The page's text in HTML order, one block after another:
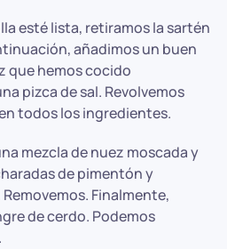
esté lista, retiramos la sartén
añadimos un buen
que hemos cocido
pizca de sal. Revolvemos
todos los ingredientes.
mezcla de nuez moscada y
de pimentón y
Finalmente,
de cerdo. Podemos